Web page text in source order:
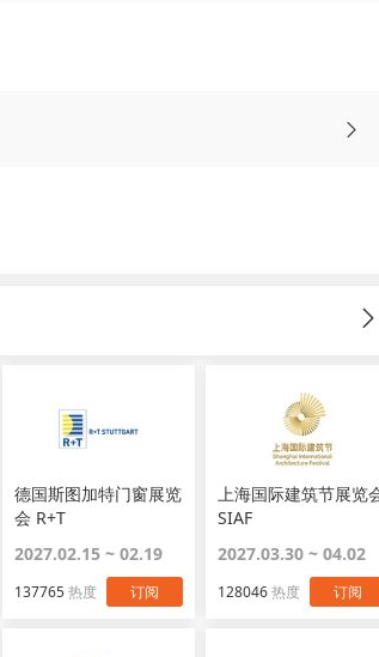
德国斯图加特门窗展览
会 R+T
2027.02.15 ~ 02.19
137765热度 订阅
上海国际建筑节展览
SIAF
2027.03.30 ~ 04.02
128046热度 订阅